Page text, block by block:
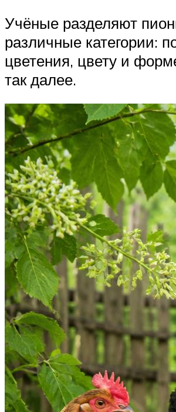
Учёные разделяют
различные категории:
цветения, цвету и
так далее.